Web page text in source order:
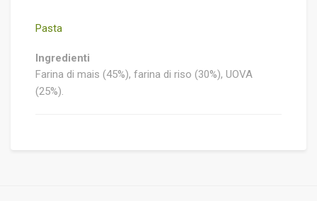
Pasta
Ingredienti
Farina di mais (45%), farina di riso (30%), UOVA
(25%).